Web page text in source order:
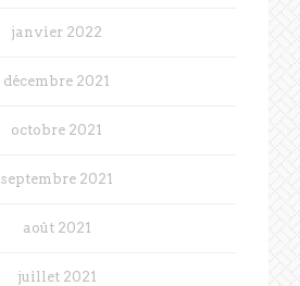
janvier 2022
décembre 2021
octobre 2021
septembre 2021
août 2021
juillet 2021